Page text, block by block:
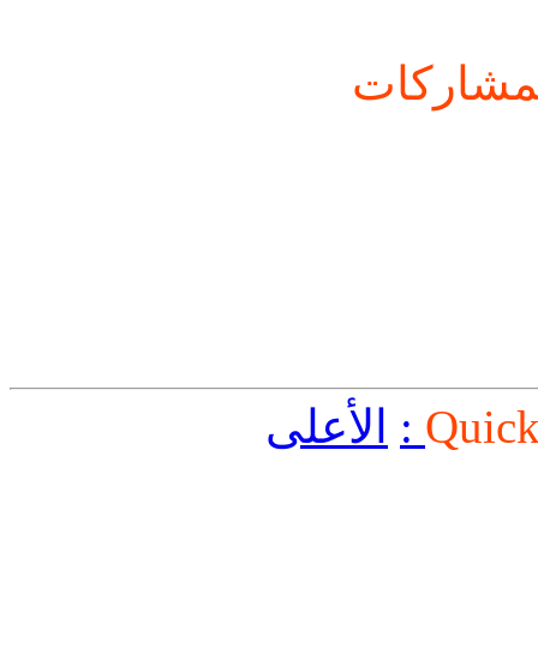
الأعلى